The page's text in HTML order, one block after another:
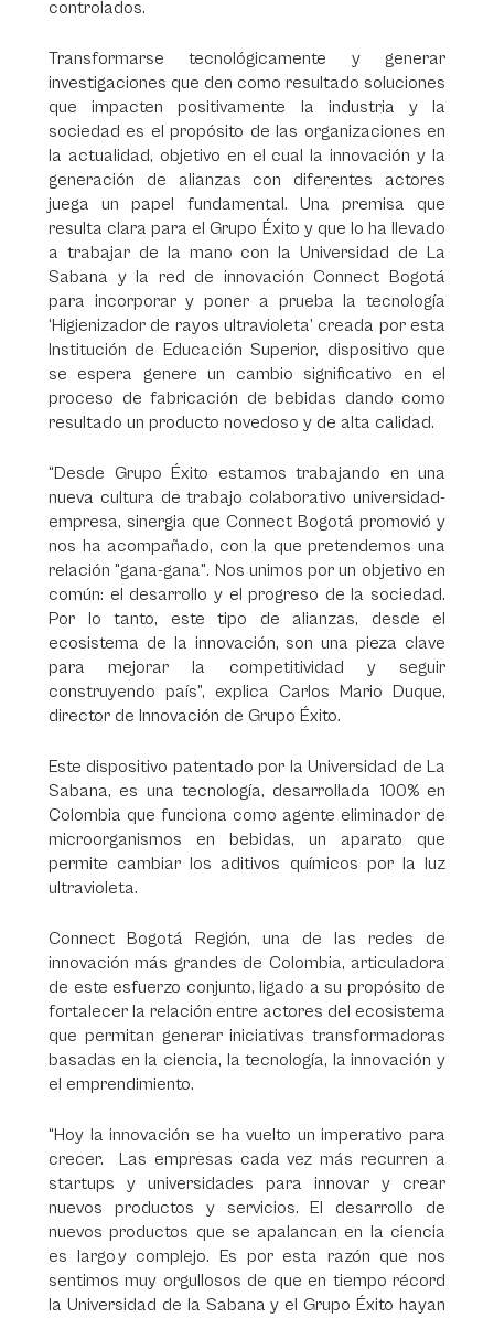
controlados.
Transformarse tecnológicamente y generar
investigaciones que den como resultado soluciones
que impacten positivamente la industria y la
sociedad es el propósito de las organizaciones en
la actualidad, objetivo en el cual la innovación y la
generación de alianzas con diferentes actores
juega un papel fundamental. Una premisa que
resulta clara para el Grupo Éxito y que lo ha llevado
a trabajar de la mano con la Universidad de La
Sabana y la red de innovación Connect Bogotá
para incorporar y poner a prueba la tecnología
‘Higienizador de rayos ultravioleta’ creada por esta
Institución de Educación Superior, dispositivo que
se espera genere un cambio significativo en el
proceso de fabricación de bebidas dando como
resultado un producto novedoso y de alta calidad.
“Desde Grupo Éxito estamos trabajando en una
nueva cultura de trabajo colaborativo universidad-
empresa, sinergia que Connect Bogotá promovió y
nos ha acompañado, con la que pretendemos una
relación "gana-gana". Nos unimos por un objetivo en
común: el desarrollo y el progreso de la sociedad.
Por lo tanto, este tipo de alianzas, desde el
ecosistema de la innovación, son una pieza clave
para mejorar la competitividad y seguir
construyendo país”, explica Carlos Mario Duque,
director de Innovación de Grupo Éxito.
Este dispositivo patentado por la Universidad de La
Sabana, es una tecnología, desarrollada 100% en
Colombia que funciona como agente eliminador de
microorganismos en bebidas, un aparato que
permite cambiar los aditivos químicos por la luz
ultravioleta.
Connect Bogotá Región, una de las redes de
innovación más grandes de Colombia, articuladora
de este esfuerzo conjunto, ligado a su propósito de
fortalecer la relación entre actores del ecosistema
que permitan generar iniciativas transformadoras
basadas en la ciencia, la tecnología, la innovación y
el emprendimiento.
“Hoy la innovación se ha vuelto un imperativo para
crecer. Las empresas cada vez más recurren a
startups y universidades para innovar y crear
nuevos productos y servicios. El desarrollo de
nuevos productos que se apalancan en la ciencia
es largo y complejo. Es por esta razón que nos
sentimos muy orgullosos de que en tiempo récord
la Universidad de la Sabana y el Grupo Éxito hayan